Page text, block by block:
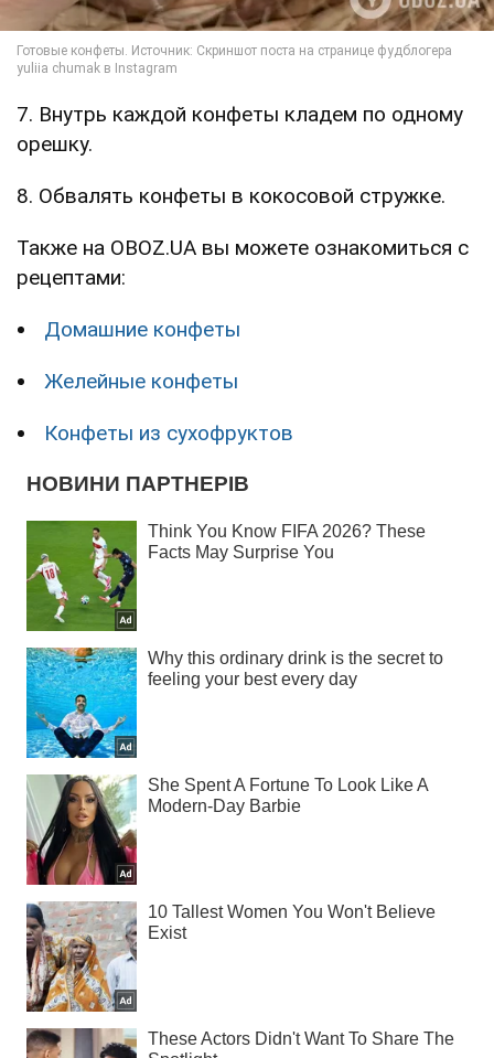
7. Внутрь каждой конфеты кладем по одному
орешку.
8. Обвалять конфеты в кокосовой стружке.
Также на OBOZ.UA вы можете ознакомиться с
рецептами:
Домашние конфеты
Желейные конфеты
Конфеты из сухофруктов